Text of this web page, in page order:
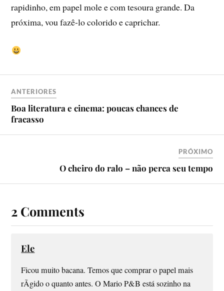
rapidinho, em papel mole e com tesoura grande. Da
próxima, vou fazê-lo colorido e caprichar.
ANTERIORES
Boa literatura e cinema: poucas chances de
fracasso
PRÓXIMO
O cheiro do ralo – não perca seu tempo
2 Comments
Ele
Ficou muito bacana. Temos que comprar o papel mais
rÃ­gido o quanto antes. O Mario P&B está sozinho na